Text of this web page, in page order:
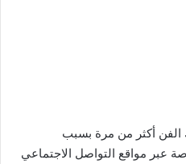
أكثر من مرة بسبب
عبر مواقع التواصل الاجتماعي